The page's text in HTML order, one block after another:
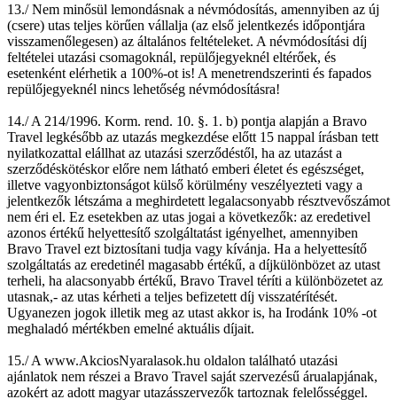
13./ Nem minősül lemondásnak a névmódosítás, amennyiben az új
(csere) utas teljes körűen vállalja (az első jelentkezés időpontjára
visszamenőlegesen) az általános feltételeket. A névmódosítási díj
feltételei utazási csomagoknál, repülőjegyeknél eltérőek, és
esetenként elérhetik a 100%-ot is! A menetrendszerinti és fapados
repülőjegyeknél nincs lehetőség névmódosításra!
14./ A 214/1996. Korm. rend. 10. §. 1. b) pontja alapján a Bravo
Travel legkésőbb az utazás megkezdése előtt 15 nappal írásban tett
nyilatkozattal elállhat az utazási szerződéstől, ha az utazást a
szerződéskötéskor előre nem látható emberi életet és egészséget,
illetve vagyonbiztonságot külső körülmény veszélyezteti vagy a
jelentkezők létszáma a meghirdetett legalacsonyabb résztvevőszámot
nem éri el. Ez esetekben az utas jogai a következők: az eredetivel
azonos értékű helyettesítő szolgáltatást igényelhet, amennyiben
Bravo Travel ezt biztosítani tudja vagy kívánja. Ha a helyettesítő
szolgáltatás az eredetinél magasabb értékű, a díjkülönbözet az utast
terheli, ha alacsonyabb értékű, Bravo Travel téríti a különbözetet az
utasnak,- az utas kérheti a teljes befizetett díj visszatérítését.
Ugyanezen jogok illetik meg az utast akkor is, ha Irodánk 10% -ot
meghaladó mértékben emelné aktuális díjait.
15./ A www.AkciosNyaralasok.hu oldalon található utazási
ajánlatok nem részei a Bravo Travel saját szervezésű árualapjának,
azokért az adott magyar utazásszervezők tartoznak felelősséggel.